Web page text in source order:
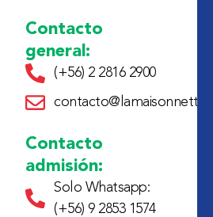
Contacto
general:
(+56) 2 2816 2900
contacto@lamaisonnette.cl
Contacto
admisión:
Solo Whatsapp:
(+56) 9 2853 1574